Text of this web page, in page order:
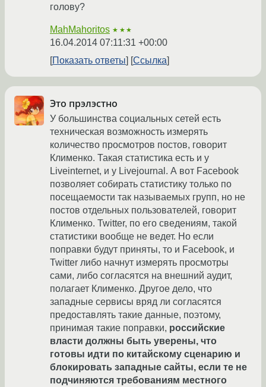
голову?
MahMahoritos ★★★
16.04.2014 07:11:31 +00:00
Показать ответы
Ссылка
Это прэлэстно
У большинства социальных сетей есть
техническая возможность измерять
количество просмотров постов, говорит
Клименко. Такая статистика есть и у
Liveinternet, и у Livejournal. А вот Facebook
позволяет собирать статистику только по
посещаемости так называемых групп, но не
постов отдельных пользователей, говорит
Клименко. Twitter, по его сведениям, такой
статистики вообще не ведет. Но если
поправки будут приняты, то и Facebook, и
Twitter либо начнут измерять просмотры
сами, либо согласятся на внешний аудит,
полагает Клименко. Другое дело, что
западные сервисы вряд ли согласятся
предоставлять такие данные, поэтому,
принимая такие поправки, российские
власти должны быть уверены, что
готовы идти по китайскому сценарию и
блокировать западные сайты, если те не
подчиняются требованиям местного